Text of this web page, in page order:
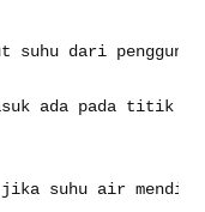
suhu dari
ada pada titik
suhu air